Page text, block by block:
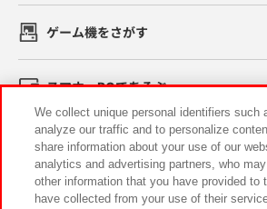
ゲーム機をさがす
スマホ・PCであそぶ
イベント・キャンペーン
We collect unique personal identifiers such
analyze our traffic and to personalize
share information about your use of our
analytics and advertising partners, who
other information that you have provided to
have collected from your use of their